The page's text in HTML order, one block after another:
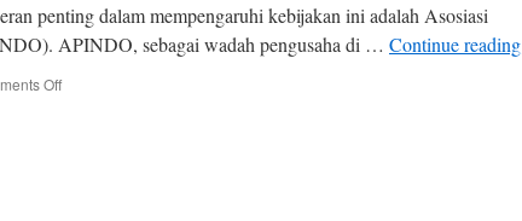
penting dalam mempengaruhi kebijakan ini adalah Asosiasi
APINDO, sebagai wadah pengusaha di … Continue reading
Offon